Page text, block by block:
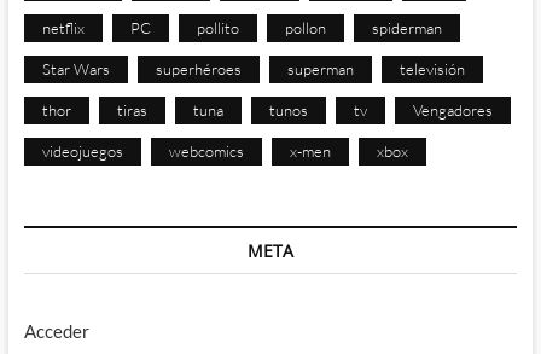
netflix PC pollito pollon spiderman
Star Wars superhéroes superman televisión
thor tiras tuna tunos tv Vengadores
videojuegos webcomics x-men xbox
META
Acceder